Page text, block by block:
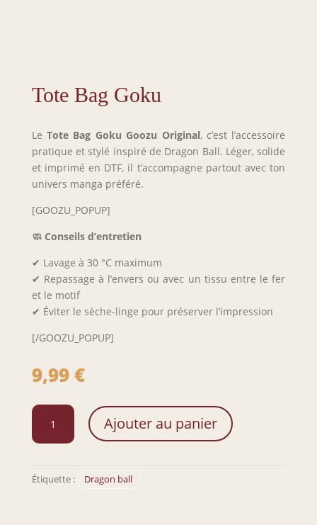
Tote Bag Goku
LeTote Bag Goku Goozu Original, c’est l’accessoire
pratique et stylé inspiré de Dragon Ball. Léger, solide
et imprimé en DTF, il t’accompagne partout avec ton
univers manga préféré.
[GOOZU_POPUP]
🧼 Conseils d’entretien
✔ Lavage à 30 °C maximum
✔ Repassage à l’envers ou avec un tissu entre le fer
et le motif
✔ Éviter le sèche-linge pour préserver l’impression
[/GOOZU_POPUP]
9,99€
quantité
Tote
Goku
Ajouter au panier
Étiquette : Dragon ball